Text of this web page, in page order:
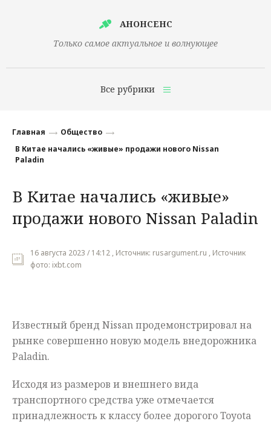
АНОНСЕНС
Только самое актуальное и волнующее
Все рубрики
Финансы
Наука
Культура
Политика
Главная
Общество
В Китае начались «живые» продажи нового Nissan
Paladin
В Китае начались «живые»
продажи нового Nissan Paladin
16 августа 2023 / 14:12 , Источник: rusargument.ru , Источник
фото: ixbt.com
Известный бренд Nissan продемонстрировал на
рынке совершенно новую модель внедорожника
Paladin.
Исходя из размеров и внешнего вида
транспортного средства уже отмечается
принадлежность к классу более дорогого Toyota